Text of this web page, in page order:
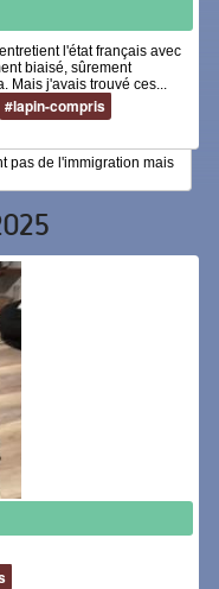
l'état français avec
biaisé, sûrement
Mais j'avais trouvé ces...
#lapin-compris
pas de l'immigration mais